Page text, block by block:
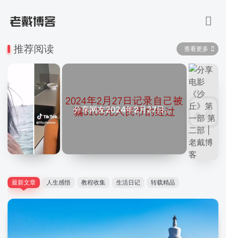
推荐阅读 查看更多
分享网友2024年2月27日被骗8100元人民币的经过
最新文章 人生感悟 教程收集 生活日记 转载精品